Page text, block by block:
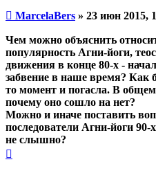
Непрочитанное
MarcelaBers » 23 июн 2015,
Чем можно объяснить
популярность Агни-йоги,
движения в конце 80-х -
забвение в наше время? Как
то момент и погасла. В
почему оно сошло на нет?
Можно и иначе поставить
последователи Агни-йоги
не слышно?